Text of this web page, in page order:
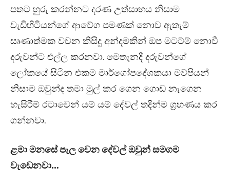
පතට හුරු කරන්නට දරණ උත්සාහය නිසාම
වැඩිහිටියන්ගේ ආවේග පමණක් නොව ඇතැම්
සෘණාත්මක වචන කිසිදු අන්දමකින් ඔප මටට්ම් නොවී
දරුවන්ට එල්ල කරනවා. මෙතැනදී දරුවන්ගේ
ලෝකයේ සිටින එකම මාර්ගෝපදේශකයා මව්පියන්
නිසාම ඔවුන්ද තමා මුල් කර ගෙන ගොඩ නැගෙන
හැසිරීම් රටාවෙන් යම් යම් දේවල් තදින්ම ග්‍රහණය කර
ගන්නවා.
ළමා මනසේ පැල වෙන දේවල් ඔවුන් සමගම
වැඩෙනවා…